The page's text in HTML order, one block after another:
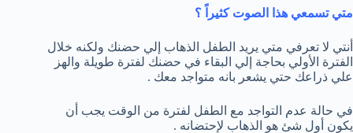
متي تسمعي هذا الصوت كثيراً ؟
أنتي لا تعرفي متي يريد الطفل الذهاب إلي حضنك ولكنه خلال
الفترة الأولي بحاجة إلي البقاء في حضنك لفترة طويلة والهز
علي ذراعك حتي يشعر بانه متواجد معك .
في حالة عدم التواجد مع الطفل لفترة من الوقت يجب أن
يكون أول شئ هو الذهاب لإحتضانه .